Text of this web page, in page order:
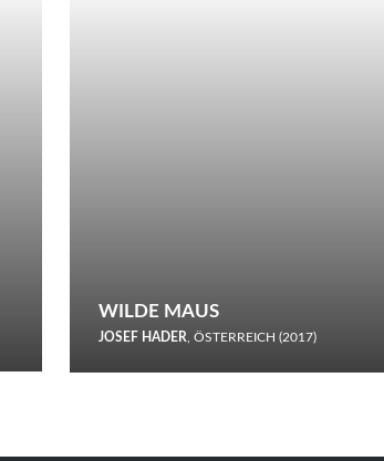
WILDE MAUS
JOSEF HADER , ÖSTERREICH (2017)